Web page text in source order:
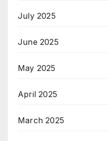
July 2025
June 2025
May 2025
April 2025
March 2025